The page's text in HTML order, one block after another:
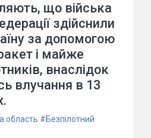
що війська
здійснили
за допомогою
і майже
внаслідок
влучання в 13
область #Безпілотний